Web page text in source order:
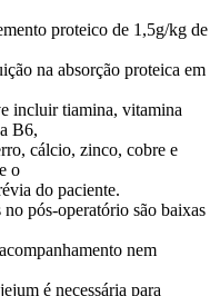
proteico de 1,5g/kg de
na absorção proteica em
incluir tiamina, vitamina
B6,
cálcio, zinco, cobre e
o
do paciente.
pós-operatório são baixas
nem
é necessária para